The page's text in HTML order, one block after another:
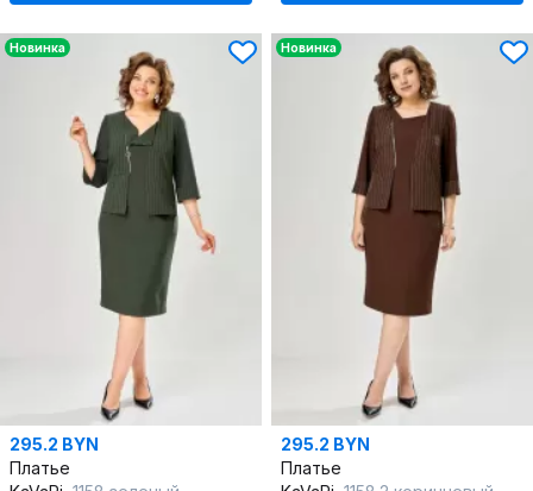
Новинка
295.2 BYN
Платье
Новинка
295.2 BYN
Платье